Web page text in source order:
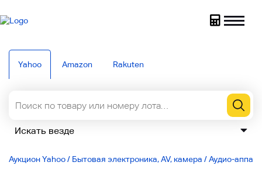
Yahoo Amazon Rakuten
Аукцион Yahoo/ Бытовая электроника, AV, камера /Аудио-